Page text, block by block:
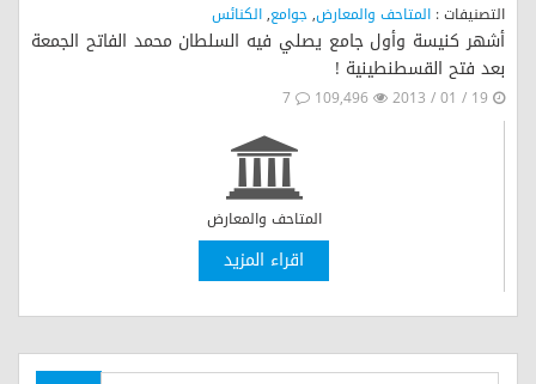
التصنيفات : المتاحف والمعارض,جوامع,الكنائس
أشهر كنيسة وأول جامع يصلي فيه السلطان محمد الفاتح الجمعة
بعد فتح القسطنطينية !
المتاحف والمعارض
اقراء المزيد